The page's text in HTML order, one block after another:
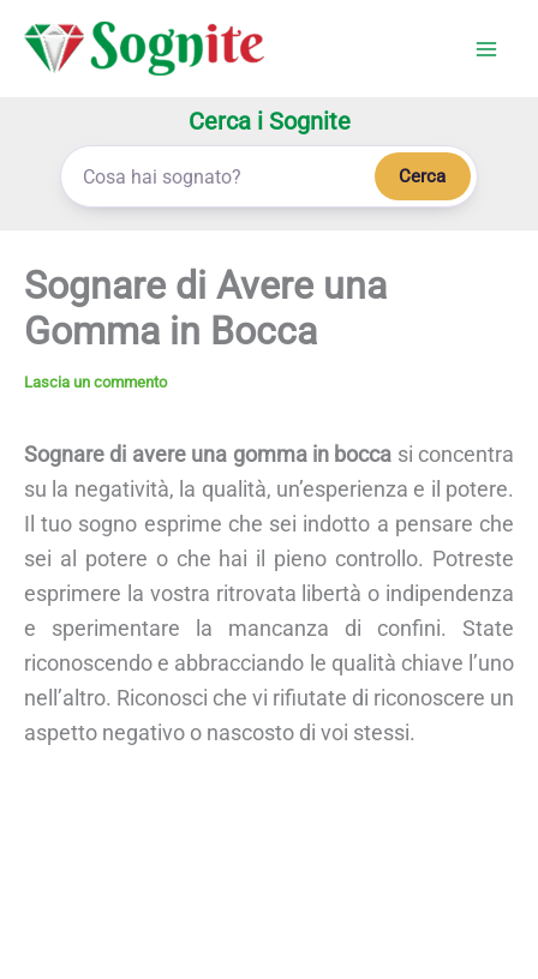
Cerca i Sognite
Cerca
Sognare di Avere una
Gomma in Bocca
Lascia un commento
Sognare di avere una gomma in bocca si concentra
su la negatività, la qualità, un’esperienza e il potere.
Il tuo sogno esprime che sei indotto a pensare che
sei al potere o che hai il pieno controllo. Potreste
esprimere la vostra ritrovata libertà o indipendenza
e sperimentare la mancanza di confini. State
riconoscendo e abbracciando le qualità chiave l’uno
nell’altro. Riconosci che vi rifiutate di riconoscere un
aspetto negativo o nascosto di voi stessi.